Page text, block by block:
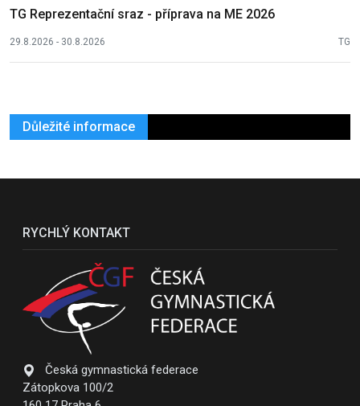
TG Reprezentační sraz - příprava na ME 2026
29.8.2026 - 30.8.2026 TG
Důležité informace
RYCHLÝ KONTAKT
Česká gymnastická federace
Zátopkova 100/2